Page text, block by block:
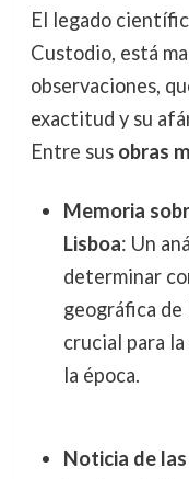
El legado
Custodio, está
observaciones,
exactitud y su
Entre sus obras
Memoria
Lisboa: Un
determinar
geográfica
crucial para
la época.
Noticia de